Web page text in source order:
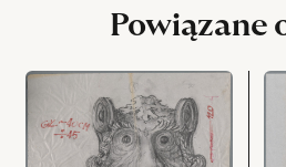
Powiązane
przejdź
obiektu
Tango,